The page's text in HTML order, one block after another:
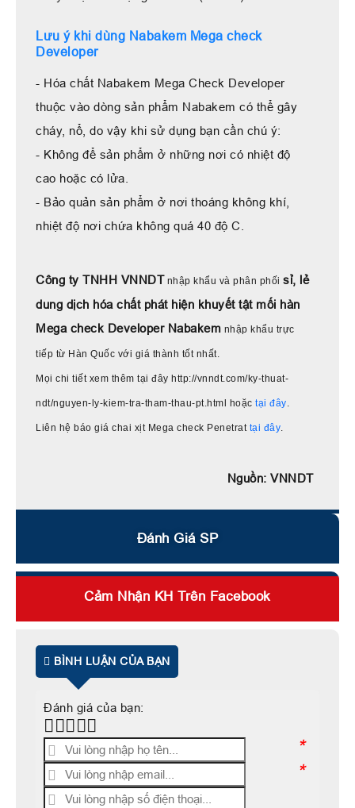
Lưu ý khi dùng Nabakem Mega check
Developer
- Hóa chất Nabakem Mega Check Developer
thuộc vào dòng sản phẩm Nabakem có thể gây
cháy, nổ, do vậy khi sử dụng bạn cần chú ý:
- Không để sản phẩm ở những nơi có nhiệt độ
cao hoặc có lửa.
- Bảo quản sản phẩm ở nơi thoáng không khí,
nhiệt độ nơi chứa không quá 40 độ C.
Công ty TNHH VNNDT nhập khẩu và phân phối sỉ, lẻ
dung dịch hóa chất phát hiện khuyết tật mối hàn
Mega check Developer Nabakem nhập khẩu trực
tiếp từ Hàn Quốc với giá thành tốt nhất.
Mọi chi tiết xem thêm tại đây http://vnndt.com/ky-thuat-
ndt/nguyen-ly-kiem-tra-tham-thau-pt.html hoặc tại đây.
Liên hệ báo giá chai xịt Mega check Penetrat tại đây.
Nguồn: VNNDT
Đánh Giá SP
Cảm Nhận KH Trên Facebook
BÌNH LUẬN CỦA BẠN
Đánh giá của bạn:
*
*